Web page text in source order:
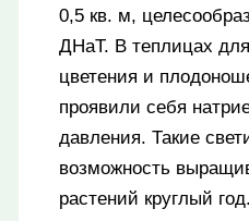
0,5 кв. м,
ДНаТ. В теплицах
цветения и
проявили себя
давления. Такие
возможность
растений круглый год.